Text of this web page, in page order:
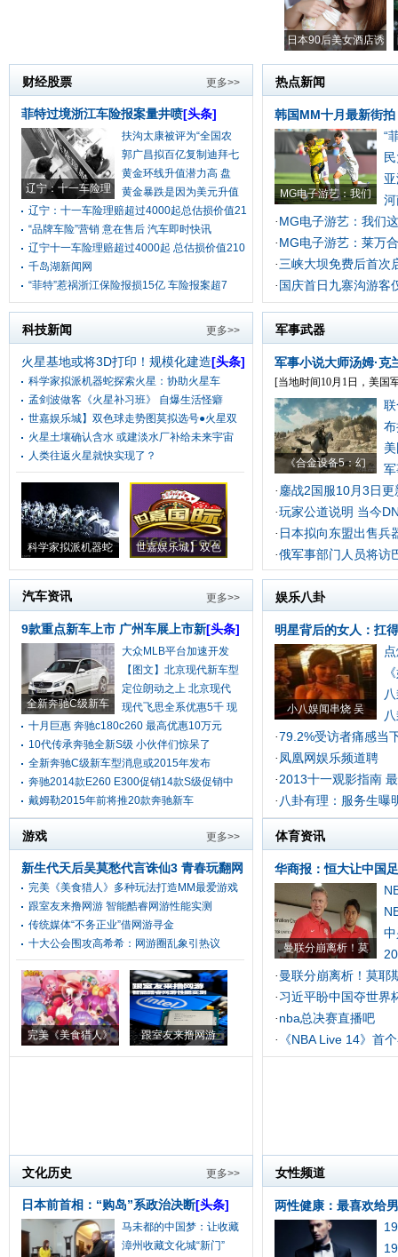
日本90后美女酒店诱
财经股票 更多>>
菲特过境浙江车险报案量井喷[头条]
辽宁：十一车险理
扶沟太康被评为“全国农
郭广昌拟百亿复制迪拜七
黄金环线升值潜力高 盘
黄金暴跌是因为美元升值
辽宁：十一车险理赔超过4000起总估损价值21
“品牌车险”营销 意在售后 汽车即时快讯
辽宁十一车险理赔超过4000起 总估损价值210
千岛湖新闻网
“菲特”惹祸浙江保险报损15亿 车险报案超7
热点新闻
韩国MM十月最新街
MG电子游艺：我们
“
· MG电子游艺：我们
· MG电子游艺：莱万
· 三峡大坝免费后首次
· 国庆首日九寨沟游客
科技新闻 更多>>
火星基地或将3D打印！规模化建造[头条]
科学家拟派机器蛇探索火星：协助火星车
孟剑波做客《火星补习班》 自爆生活怪癖
世嘉娱乐城】双色球走势图莫拟选号●火星双
火星土壤确认含水 或建淡水厂补给未来宇宙
人类往返火星就快实现了？
科学家拟派机器蛇 世嘉娱乐城】双色
军事武器
军事小说大师汤姆·克
[当地时间10月1日，美国
《合金设备5：幻
· 鏖战2国服10月3日更
·玩家公道说明 当今
· 日本拟向东盟出售兵
·俄军事部门人员将访
汽车资讯 更多>>
9款重点新车上市 广州车展上市新[头条]
全新奔驰C级新车
大众MLB平台加速开发
将【图文】北京现代新车型
定位朗动之上 北京现代
现代飞思全系优惠5千 现
十月巨惠 奔驰c180c260 最高优惠10万元
10代传承奔驰全新S级 小伙伴们惊呆了
全新奔驰C级新车型消息或2015年发布
奔驰2014款E260 E300促销14款S级促销中
戴姆勒2015年前将推20款奔驰新车
娱乐八卦
明星背后的女人：扛
小八娱闻串烧 吴
·79.2%受访者痛感当
· 凤凰网娱乐频道聘
· 2013十一观影指南
· 八卦有理：服务生曝
游戏 更多>>
新生代天后吴莫愁代言诛仙3 青春玩翻网
游传统[头条]
完美《美食猎人》多种玩法打造MM最爱游戏
跟室友来撸网游 智能酷睿网游性能实测
传统媒体“不务正业”借网游寻金
十大公会围攻高希希：网游圈乱象引热议
完美《美食猎人》 跟室友来撸网游
体育资讯
华商报：恒大让中国
曼联分崩离析！莫
· 曼联分崩离析！莫耶
· 习近平盼中国夺世界
· nba总决赛直播吧
· 《NBA Live 14》首
文化历史 更多>>
日本前首相：“购岛”系政治决断[头条]
马未都的中国梦：让收藏
漳州收藏文化城“新门”
女性频道
两性健康：最喜欢给